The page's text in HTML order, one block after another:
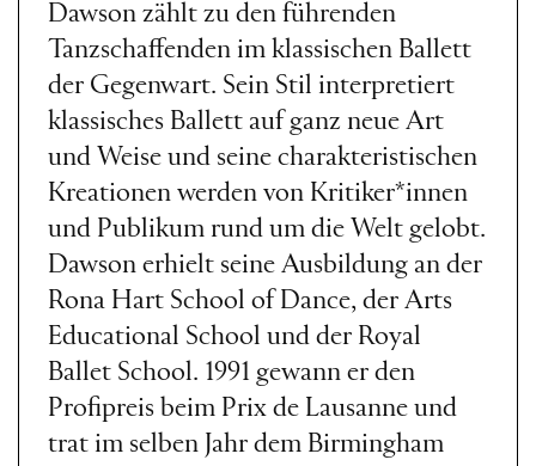
Dawson zählt zu den führenden
Tanzschaffenden im klassischen Ballett
der Gegenwart. Sein Stil interpretiert
klassisches Ballett auf ganz neue Art
und Weise und seine charakteristischen
Kreationen werden von Kritiker*innen
und Publikum rund um die Welt gelobt.
Dawson erhielt seine Ausbildung an der
Rona Hart School of Dance, der Arts
Educational School und der Royal
Ballet School. 1991 gewann er den
Profipreis beim Prix de Lausanne und
trat im selben Jahr dem Birmingham